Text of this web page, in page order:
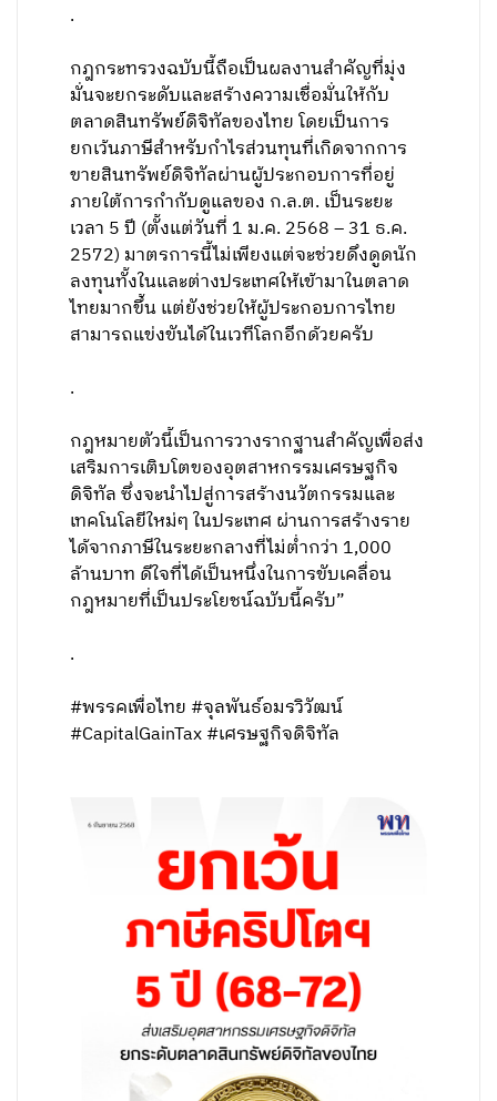
.
กฎกระทรวงฉบับนี้ถือเป็นผลงานสำคัญที่มุ่ง
มั่นจะยกระดับและสร้างความเชื่อมั่นให้กับ
ตลาดสินทรัพย์ดิจิทัลของไทย โดยเป็นการ
ยกเว้นภาษีสำหรับกำไรส่วนทุนที่เกิดจากการ
ขายสินทรัพย์ดิจิทัลผ่านผู้ประกอบการที่อยู่
ภายใต้การกำกับดูแลของ ก.ล.ต. เป็นระยะ
เวลา 5 ปี (ตั้งแต่วันที่ 1 ม.ค. 2568 – 31 ธ.ค.
2572) มาตรการนี้ไม่เพียงแต่จะช่วยดึงดูดนัก
ลงทุนทั้งในและต่างประเทศให้เข้ามาในตลาด
ไทยมากขึ้น แต่ยังช่วยให้ผู้ประกอบการไทย
สามารถแข่งขันได้ในเวทีโลกอีกด้วยครับ
.
กฎหมายตัวนี้เป็นการวางรากฐานสำคัญเพื่อส่ง
เสริมการเติบโตของอุตสาหกรรมเศรษฐกิจ
ดิจิทัล ซึ่งจะนำไปสู่การสร้างนวัตกรรมและ
เทคโนโลยีใหม่ๆ ในประเทศ ผ่านการสร้างราย
ได้จากภาษีในระยะกลางที่ไม่ต่ำกว่า 1,000
ล้านบาท ดีใจที่ได้เป็นหนึ่งในการขับเคลื่อน
กฎหมายที่เป็นประโยชน์ฉบับนี้ครับ”
.
#พรรคเพื่อไทย #จุลพันธ์อมรวิวัฒน์
#CapitalGainTax #เศรษฐกิจดิจิทัล